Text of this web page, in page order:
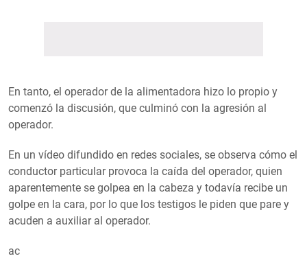
En tanto, el operador de la alimentadora hizo lo propio y
comenzó la discusión, que culminó con la agresión al
operador.
En un vídeo difundido en redes sociales, se observa cómo el
conductor particular provoca la caída del operador, quien
aparentemente se golpea en la cabeza y todavía recibe un
golpe en la cara, por lo que los testigos le piden que pare y
acuden a auxiliar al operador.
ac